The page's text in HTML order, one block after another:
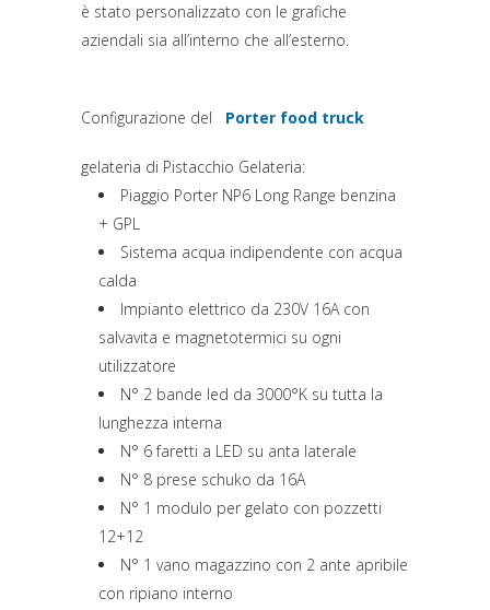
è stato personalizzato con le grafiche
aziendali sia all’interno che all’esterno.
Configurazione del Porter food truck
(si apre in una nuova
gelateria di Pistacchio Gelateria:
Piaggio Porter NP6 Long Range benzina
+ GPL
Sistema acqua indipendente con acqua
calda
Impianto elettrico da 230V 16A con
salvavita e magnetotermici su ogni
utilizzatore
N° 2 bande led da 3000°K su tutta la
lunghezza interna
N° 6 faretti a LED su anta laterale
N° 8 prese schuko da 16A
N° 1 modulo per gelato con pozzetti
12+12
N° 1 vano magazzino con 2 ante apribile
con ripiano interno